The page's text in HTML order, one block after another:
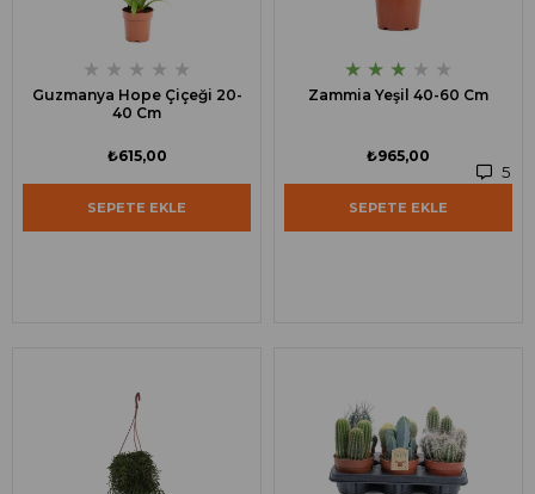
★ ★ ★ ★ ★
Guzmanya Hope Çiçeği 20-
40 Cm
₺615,00
SEPETE EKLE
★ ★ ★ ★ ★
Zammia Yeşil 40-60 Cm
5
₺965,00
SEPETE EKLE